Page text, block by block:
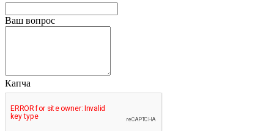
Ваш вопрос
Капча